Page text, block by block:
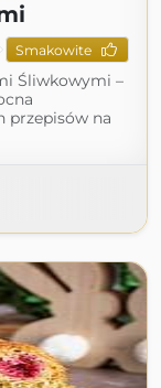
Smakowite
Śliwkowymi –
przepisów na